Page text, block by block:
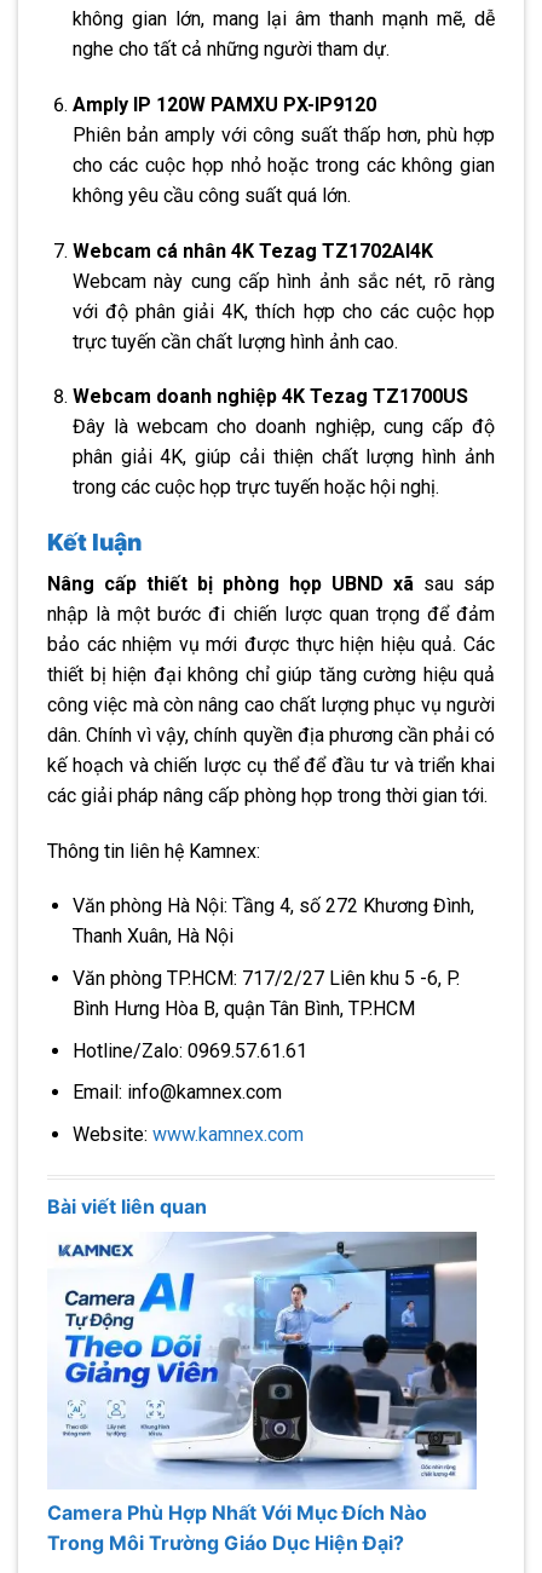
không gian lớn, mang lại âm thanh mạnh mẽ, dễ
nghe cho tất cả những người tham dự.
Amply IP 120W PAMXU PX-IP9120
Phiên bản amply với công suất thấp hơn, phù hợp
cho các cuộc họp nhỏ hoặc trong các không gian
không yêu cầu công suất quá lớn.
Webcam cá nhân 4K Tezag TZ1702AI4K
Webcam này cung cấp hình ảnh sắc nét, rõ ràng
với độ phân giải 4K, thích hợp cho các cuộc họp
trực tuyến cần chất lượng hình ảnh cao.
Webcam doanh nghiệp 4K Tezag TZ1700US
Đây là webcam cho doanh nghiệp, cung cấp độ
phân giải 4K, giúp cải thiện chất lượng hình ảnh
trong các cuộc họp trực tuyến hoặc hội nghị.
Kết luận
Nâng cấp thiết bị phòng họp UBND xã sau sáp
nhập là một bước đi chiến lược quan trọng để đảm
bảo các nhiệm vụ mới được thực hiện hiệu quả. Các
thiết bị hiện đại không chỉ giúp tăng cường hiệu quả
công việc mà còn nâng cao chất lượng phục vụ người
dân. Chính vì vậy, chính quyền địa phương cần phải có
kế hoạch và chiến lược cụ thể để đầu tư và triển khai
các giải pháp nâng cấp phòng họp trong thời gian tới.
Thông tin liên hệ Kamnex:
Văn phòng Hà Nội: Tầng 4, số 272 Khương Đình,
Thanh Xuân, Hà Nội
Văn phòng TP.HCM: 717/2/27 Liên khu 5 -6, P.
Bình Hưng Hòa B, quận Tân Bình, TP.HCM
Hotline/Zalo: 0969.57.61.61
Email: info@kamnex.com
Website: www.kamnex.com
Bài viết liên quan
Camera Phù Hợp Nhất Với Mục Đích Nào
Trong Môi Trường Giáo Dục Hiện Đại?